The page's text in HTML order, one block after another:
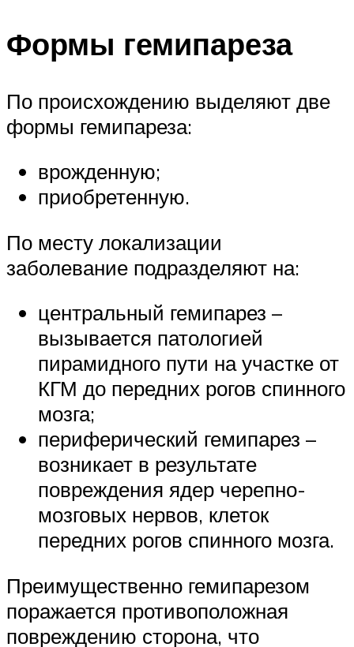
Формы гемипареза
По происхождению выделяют две
формы гемипареза:
врожденную;
приобретенную.
По месту локализации
заболевание подразделяют на:
центральный гемипарез –
вызывается патологией
пирамидного пути на участке от
КГМ до передних рогов спинного
мозга;
периферический гемипарез –
возникает в результате
повреждения ядер черепно-
мозговых нервов, клеток
передних рогов спинного мозга.
Преимущественно гемипарезом
поражается противоположная
повреждению сторона, что